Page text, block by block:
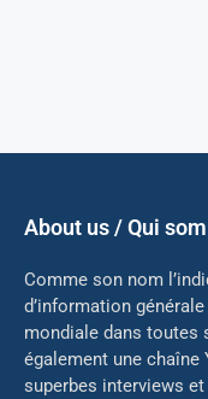
About us / Qui
Comme son nom
d’information
mondiale dans toutes
également une chaîne
superbes interviews et